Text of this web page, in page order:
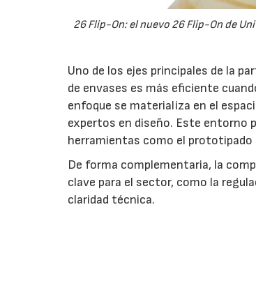
26 Flip-On: el nuevo 26 Flip-On de
Uno de los ejes principales de la
de envases es más eficiente
enfoque se materializa en el
expertos en diseño. Este entorno
herramientas como el prototipado
De forma complementaria, la
clave para el sector, como la
claridad técnica.